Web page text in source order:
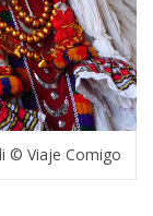
© Viaje Comigo